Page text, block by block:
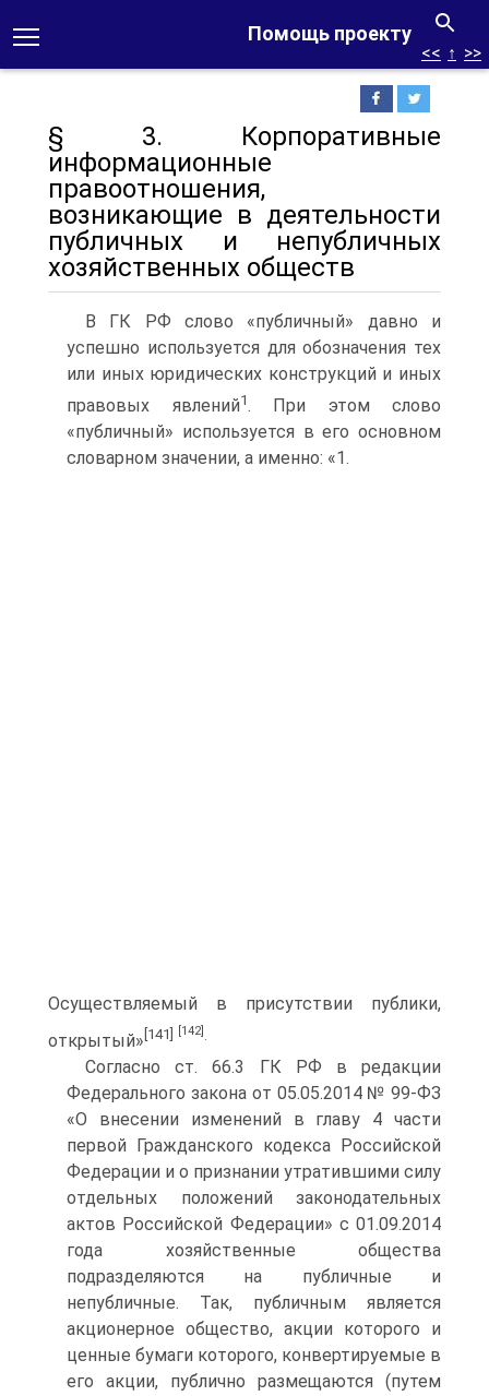
Помощь проекту
<< ↑ >>
§ 3. Корпоративные
информационные
правоотношения,
возникающие в деятельности
публичных и непубличных
хозяйственных обществ
В ГК РФ слово «публичный» давно и
успешно используется для обозначения тех
или иных юридических конструкций и иных
правовых явлений1. При этом слово
«публичный» используется в его основном
словарном значении, а именно: «1.
Осуществляемый в присутствии публики,
открытый» [141] [142]
Согласно ст. 66.3 ГК РФ в редакции
Федерального закона от 05.05.2014 № 99-ФЗ
«О внесении изменений в главу 4 части
первой Гражданского кодекса Российской
Федерации и о признании утратившими силу
отдельных положений законодательных
актов Российской Федерации» с 01.09.2014
года хозяйственные общества
подразделяются на публичные и
непубличные. Так, публичным является
акционерное общество, акции которого и
ценные бумаги которого, конвертируемые в
его акции, публично размещаются (путем